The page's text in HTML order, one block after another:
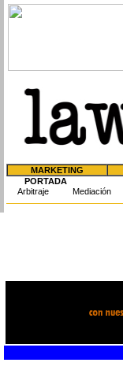
MARKETING
PORTADA
Arbitraje
Mediación